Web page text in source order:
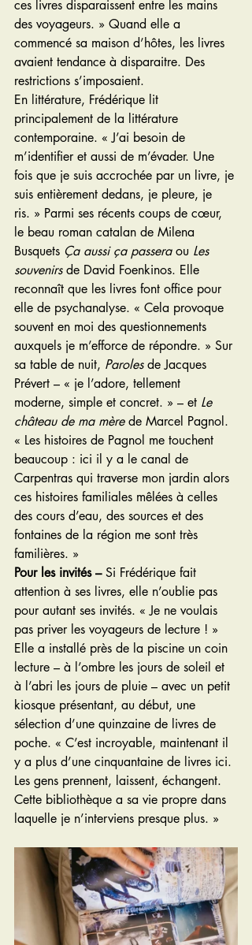
ces livres disparaissent entre les mains
des voyageurs. » Quand elle a
commencé sa maison d’hôtes, les livres
avaient tendance à disparaitre. Des
restrictions s’imposaient.
En littérature, Frédérique lit
principalement de la littérature
contemporaine. « J’ai besoin de
m’identifier et aussi de m’évader. Une
fois que je suis accrochée par un livre, je
suis entièrement dedans, je pleure, je
ris. » Parmi ses récents coups de cœur,
le beau roman catalan de Milena
Busquets Ça aussi ça passera ou Les
souvenirs de David Foenkinos. Elle
reconnaît que les livres font office pour
elle de psychanalyse. « Cela provoque
souvent en moi des questionnements
auxquels je m’efforce de répondre. » Sur
sa table de nuit, Paroles de Jacques
Prévert – « je l’adore, tellement
moderne, simple et concret. » – et Le
château de ma mère de Marcel Pagnol.
« Les histoires de Pagnol me touchent
beaucoup : ici il y a le canal de
Carpentras qui traverse mon jardin alors
ces histoires familiales mêlées à celles
des cours d’eau, des sources et des
fontaines de la région me sont très
familières. »
Pour les invités – Si Frédérique fait
attention à ses livres, elle n’oublie pas
pour autant ses invités. « Je ne voulais
pas priver les voyageurs de lecture ! »
Elle a installé près de la piscine un coin
lecture – à l’ombre les jours de soleil et
à l’abri les jours de pluie – avec un petit
kiosque présentant, au début, une
sélection d’une quinzaine de livres de
poche. « C’est incroyable, maintenant il
y a plus d’une cinquantaine de livres ici.
Les gens prennent, laissent, échangent.
Cette bibliothèque a sa vie propre dans
laquelle je n’interviens presque plus. »